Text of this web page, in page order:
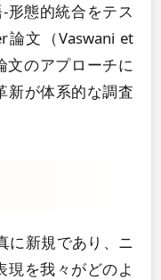
形態的統合をテス
論文（Vaswani et
文のアプローチに
新が体系的な調査
に新規であり、ニ
現を我々がどのよ